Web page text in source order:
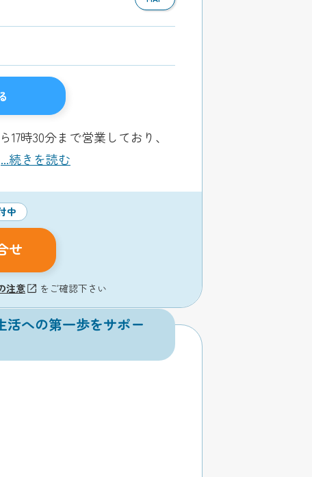
時30分まで営業しており、
...続きを読む
中
せ
注意 をご確認下さい
活への第一歩をサポー